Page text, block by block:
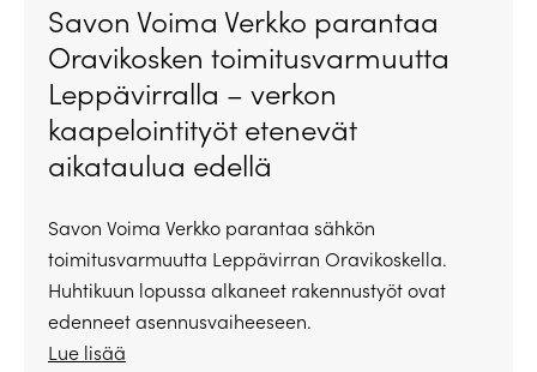
Savon Voima Verkko parantaa
Oravikosken toimitusvarmuutta
Leppävirralla – verkon
kaapelointityöt etenevät
aikataulua edellä
Savon Voima Verkko parantaa sähkön
toimitusvarmuutta Leppävirran Oravikoskella.
Huhtikuun lopussa alkaneet rakennustyöt ovat
edenneet asennusvaiheeseen.
Lue lisää